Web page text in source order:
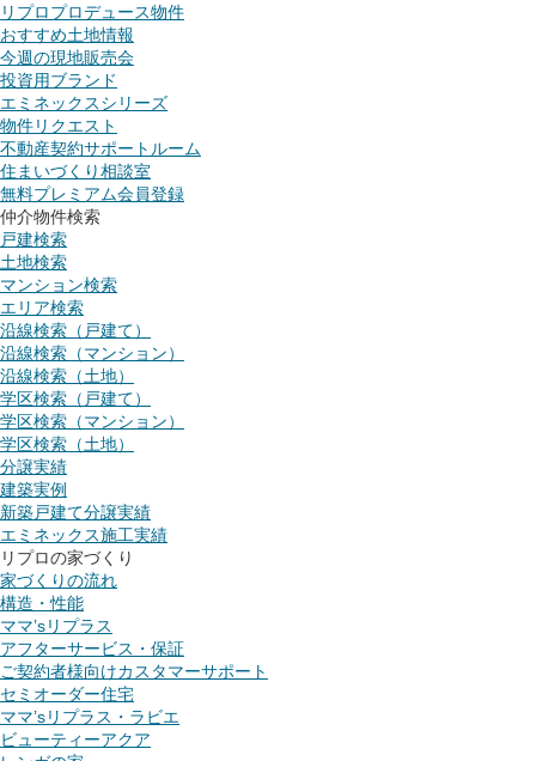
リプロプロデュース物件
おすすめ土地情報
今週の現地販売会
投資用ブランド
エミネックスシリーズ
物件リクエスト
不動産契約サポートルーム
住まいづくり相談室
無料プレミアム会員登録
仲介物件検索
戸建検索
土地検索
マンション検索
エリア検索
沿線検索（戸建て）
沿線検索（マンション）
沿線検索（土地）
学区検索（戸建て）
学区検索（マンション）
学区検索（土地）
分譲実績
建築実例
新築戸建て分譲実績
エミネックス施工実績
リプロの家づくり
家づくりの流れ
構造・性能
ママ’sリプラス
アフターサービス・保証
ご契約者様向けカスタマーサポート
セミオーダー住宅
ママ’sリプラス・ラビエ
ビューティーアクア